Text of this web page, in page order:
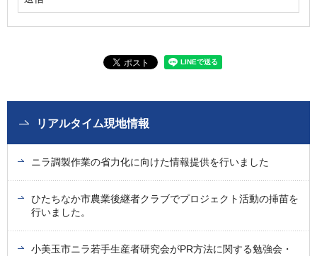
リアルタイム現地情報
ニラ調製作業の省力化に向けた情報提供を行いました
ひたちなか市農業後継者クラブでプロジェクト活動の挿苗を
行いました。
小美玉市ニラ若手生産者研究会がPR方法に関する勉強会・